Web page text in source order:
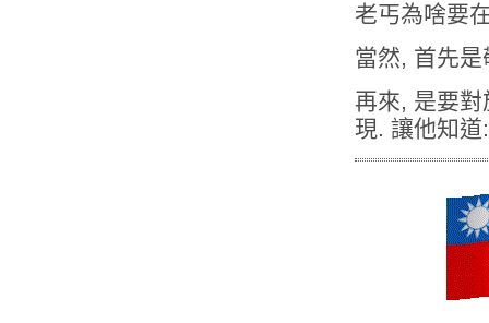
老丐為啥要
當然, 首先
再來, 是要
現. 讓他知